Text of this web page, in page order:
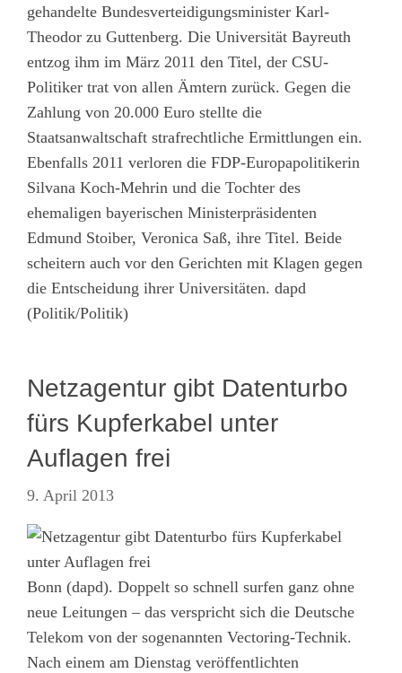
gehandelte Bundesverteidigungsminister Karl-
Theodor zu Guttenberg. Die Universität Bayreuth
entzog ihm im März 2011 den Titel, der CSU-
Politiker trat von allen Ämtern zurück. Gegen die
Zahlung von 20.000 Euro stellte die
Staatsanwaltschaft strafrechtliche Ermittlungen ein.
Ebenfalls 2011 verloren die FDP-Europapolitikerin
Silvana Koch-Mehrin und die Tochter des
ehemaligen bayerischen Ministerpräsidenten
Edmund Stoiber, Veronica Saß, ihre Titel. Beide
scheitern auch vor den Gerichten mit Klagen gegen
die Entscheidung ihrer Universitäten. dapd
(Politik/Politik)
Netzagentur gibt Datenturbo
fürs Kupferkabel unter
Auflagen frei
9. April 2013
Bonn (dapd). Doppelt so schnell surfen ganz ohne
neue Leitungen – das verspricht sich die Deutsche
Telekom von der sogenannten Vectoring-Technik.
Nach einem am Dienstag veröffentlichten